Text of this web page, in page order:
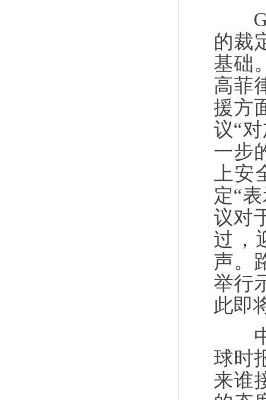
的裁
基础
高菲
援方
议“
一步
上
定“
议对
过，
声。
举行
此即
中
球时
来谁